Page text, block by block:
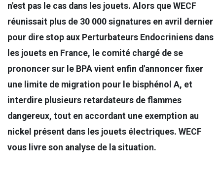
n'est pas le cas dans les jouets. Alors que WECF
réunissait plus de 30 000 signatures en avril dernier
pour dire stop aux Perturbateurs Endocriniens dans
les jouets en France, le comité chargé de se
prononcer sur le BPA vient enfin d'annoncer fixer
une limite de migration pour le bisphénol A, et
interdire plusieurs retardateurs de flammes
dangereux, tout en accordant une exemption au
nickel présent dans les jouets électriques. WECF
vous livre son analyse de la situation.